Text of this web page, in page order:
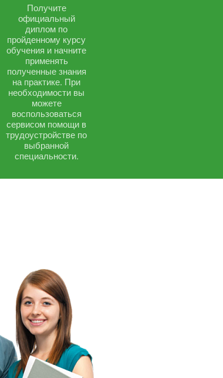
Получите
официальный
диплом по
пройденному курсу
обучения и начните
применять
полученные знания
на практике. При
необходимости вы
можете
воспользоваться
сервисом помощи в
трудоустройстве по
выбранной
специальности.